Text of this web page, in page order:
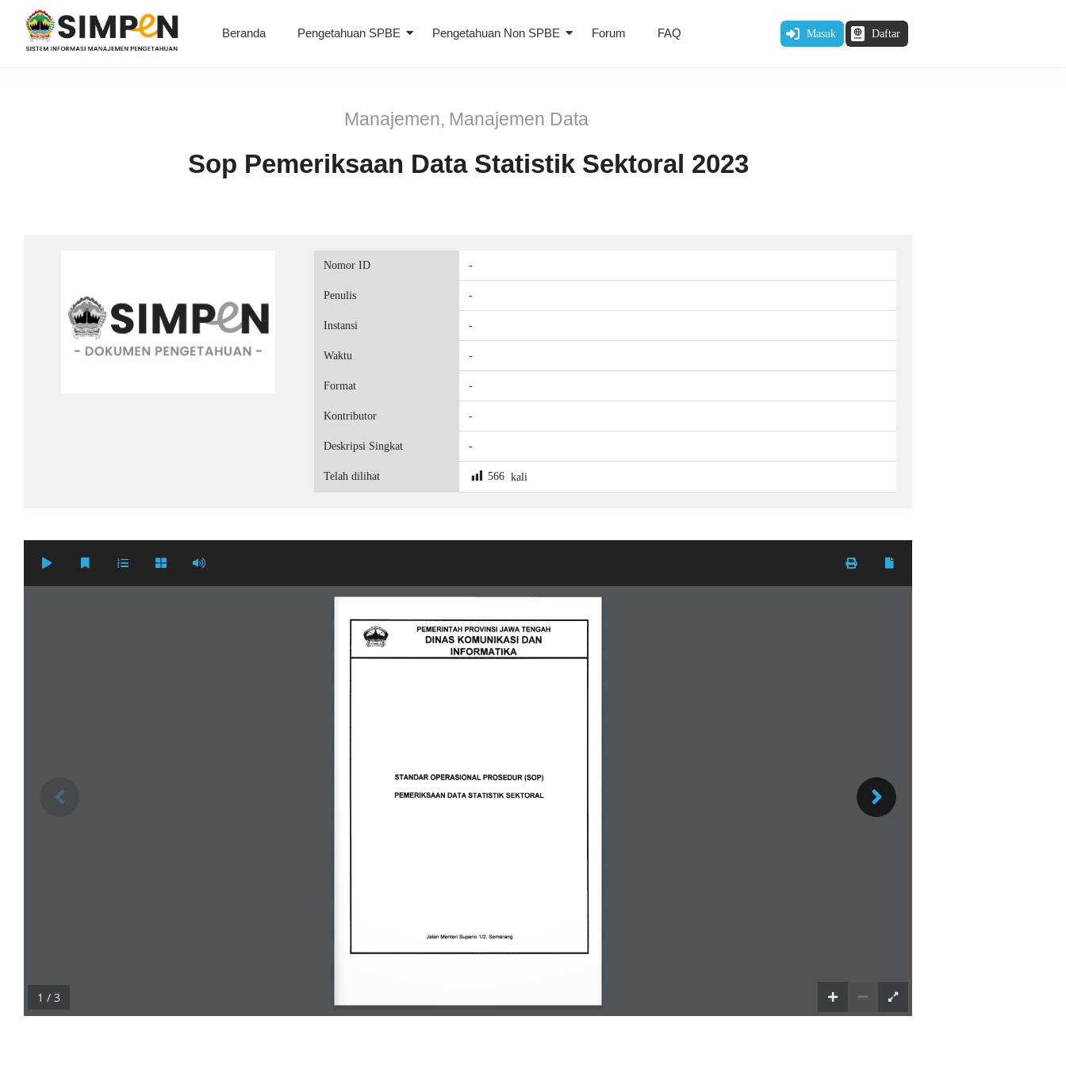
Beranda Pengetahuan SPBE Pengetahuan Non SPBE Forum FAQ Masuk Daftar
Manajemen, Manajemen Data
Sop Pemeriksaan Data Statistik Sektoral 2023
Nomor ID -
Penulis -
Instansi -
Waktu -
Format -
Kontributor -
Deskripsi Singkat -
Telah dilihat 566 kali
1 / 3